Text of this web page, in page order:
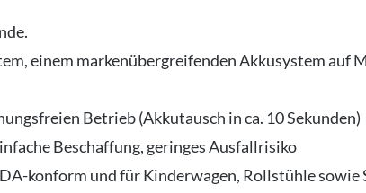
einem markenübergreifenden Akkusystem auf
Betrieb (Akkutausch in ca. 10 Sekunden)
Beschaffung, geringes Ausfallrisiko
konform und für Kinderwagen, Rollstühle